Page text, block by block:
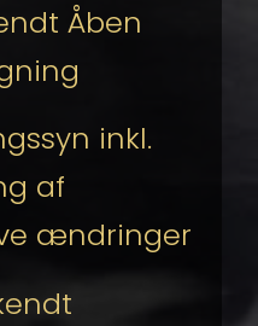
Åben
inkl.
af
ændringer